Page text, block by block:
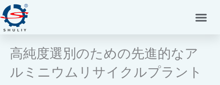
容
を
高純度選別のための先進的なア
ルミニウムリサイクルプラント